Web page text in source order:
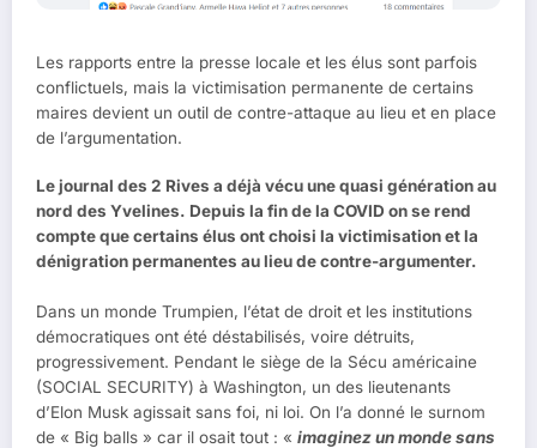
Les rapports entre la presse locale et les élus sont parfois
conflictuels, mais la victimisation permanente de certains
maires devient un outil de contre-attaque au lieu et en place
de l’argumentation.
Le journal des 2 Rives a déjà vécu une quasi génération au
nord des Yvelines. Depuis la fin de la COVID on se rend
compte que certains élus ont choisi la victimisation et la
dénigration permanentes au lieu de contre-argumenter.
Dans un monde Trumpien, l’état de droit et les institutions
démocratiques ont été déstabilisés, voire détruits,
progressivement. Pendant le siège de la Sécu américaine
(SOCIAL SECURITY) à Washington, un des lieutenants
d’Elon Musk agissait sans foi, ni loi. On l’a donné le surnom
de « Big balls » car il osait tout : « imaginez un monde sans